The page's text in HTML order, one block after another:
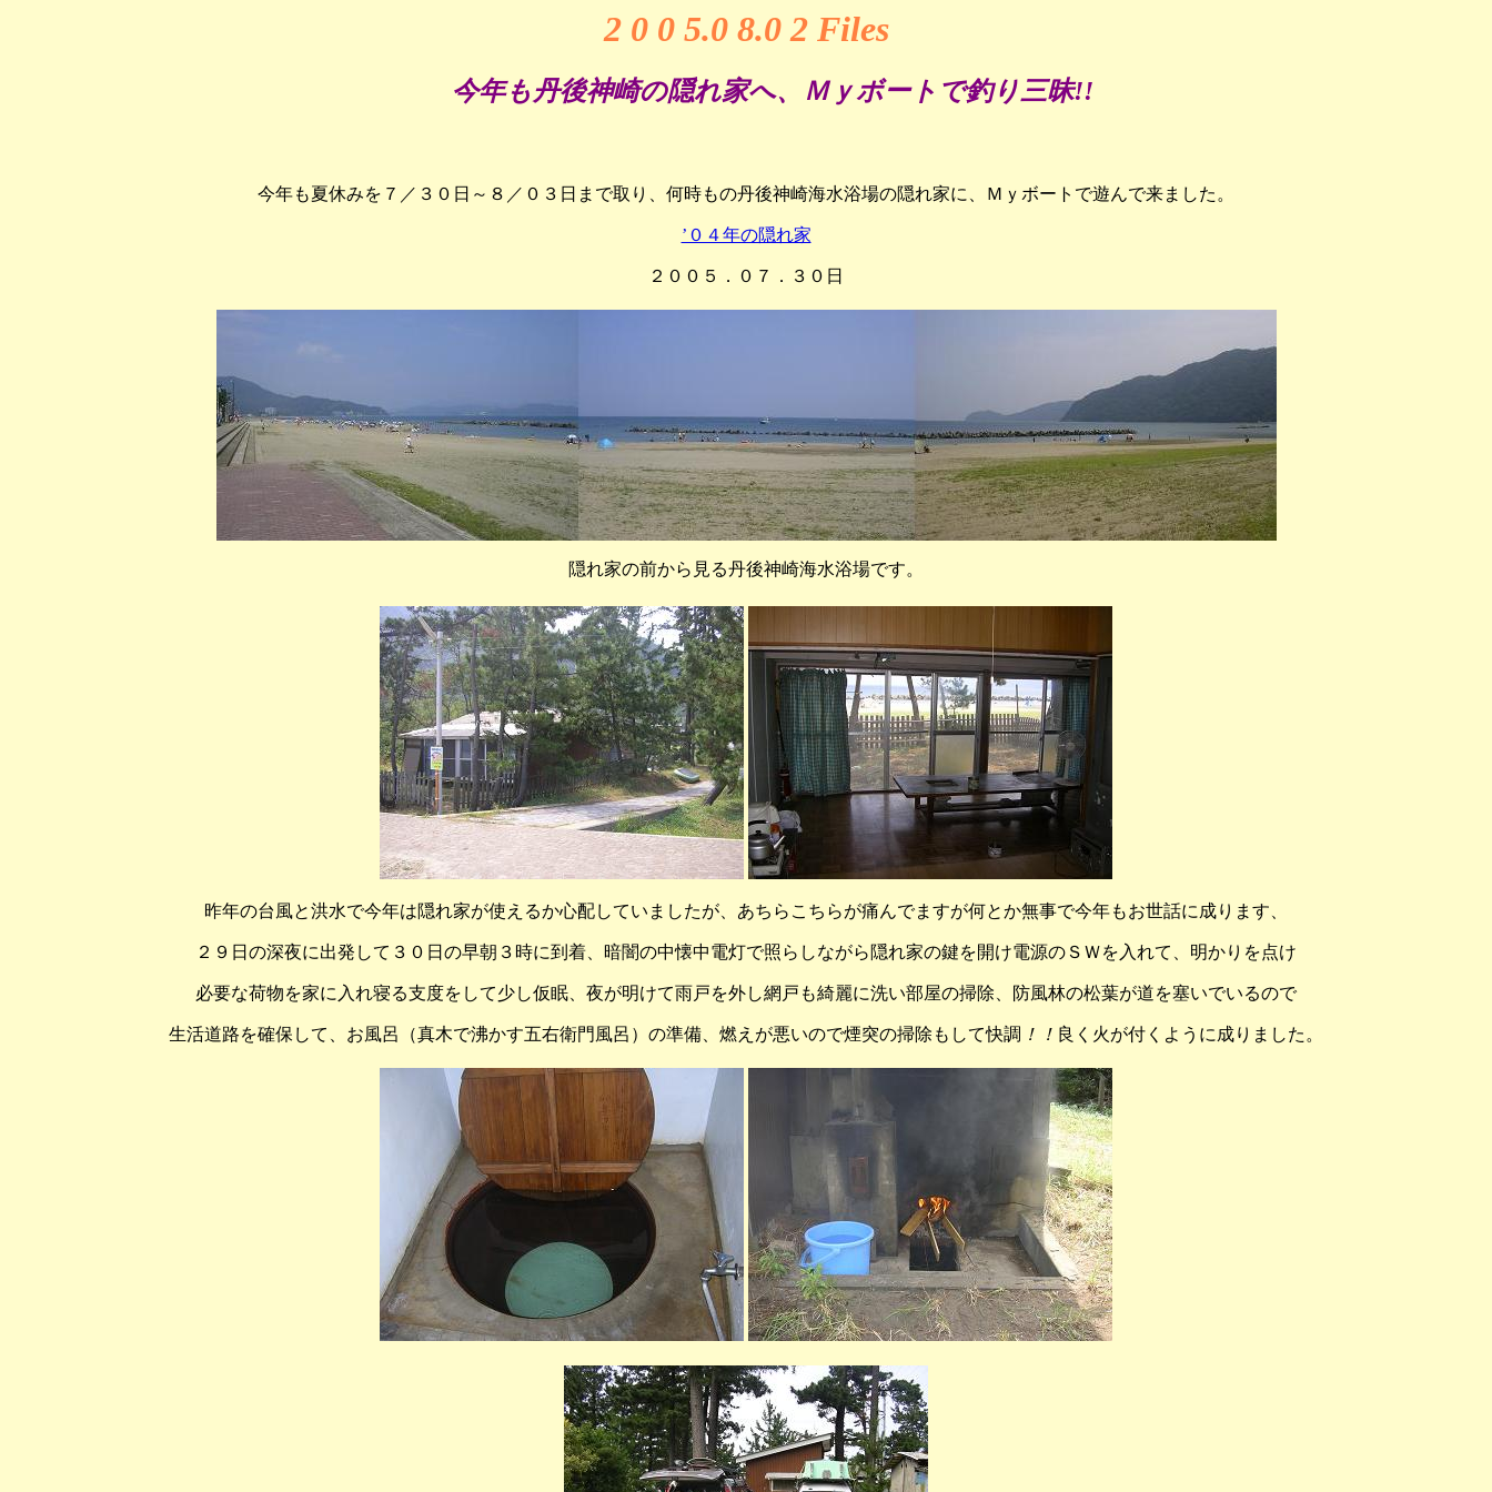
2 0 0 5.0 8.0 2 Files
今年も丹後神崎の隠れ家へ、Ｍｙボートで釣り三昧!!
今年も夏休みを７／３０日～８／０３日まで取り、何時もの丹後神崎海水浴場の隠れ家に、Ｍｙボートで遊んで来ました。
’０４年の隠れ家
２００５．０７．３０日
隠れ家の前から見る丹後神崎海水浴場です。
昨年の台風と洪水で今年は隠れ家が使えるか心配していましたが、あちらこちらが痛んでますが何とか無事で今年もお世話に成ります、
２９日の深夜に出発して３０日の早朝３時に到着、暗闇の中懐中電灯で照らしながら隠れ家の鍵を開け電源のＳＷを入れて、明かりを点け
必要な荷物を家に入れ寝る支度をして少し仮眠、夜が明けて雨戸を外し網戸も綺麗に洗い部屋の掃除、防風林の松葉が道を塞いでいるので
生活道路を確保して、お風呂（真木で沸かす五右衛門風呂）の準備、燃えが悪いので煙突の掃除もして快調 ！！ 良く火が付くように成りました。